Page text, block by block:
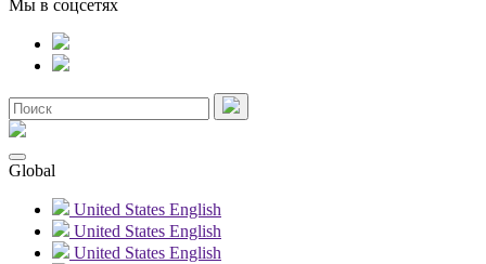
Мы в соцсетях
Global
United States English
United States English
United States English